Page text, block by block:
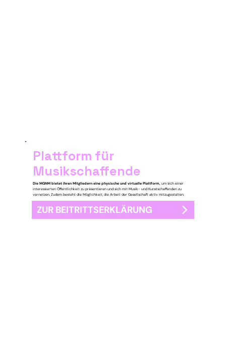
Plattform für
Musikschaffende
Die MGNM bietet ihren Mitgliedern eine physische und virtuelle Plattform, um sich einer
interessierten Öffentlichkeit zu präsentieren und sich mit Musik- und Kunstschaffenden zu
vernetzen. Zudem besteht die Möglichkeit, die Arbeit der Gesellschaft aktiv mitzugestalten.
ZUR BEITRITTSERKLÄRUNG